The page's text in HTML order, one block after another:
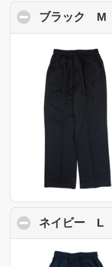
ブラック M
ネイビー L